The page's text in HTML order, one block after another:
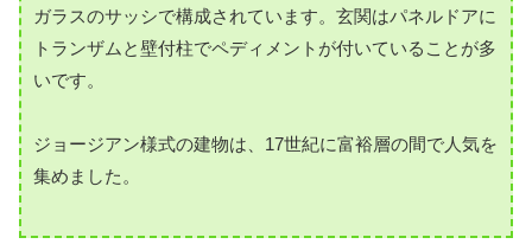
ガラスのサッシで構成されています。玄関はパネルドアに
トランザムと壁付柱でペディメントが付いていることが多
いです。
ジョージアン様式の建物は、17世紀に富裕層の間で人気を
集めました。